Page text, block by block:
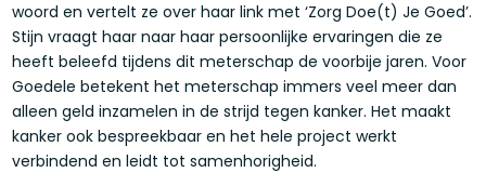
woord en vertelt ze over haar link met ‘Zorg Doe(t) Je Goed’.
Stijn vraagt haar naar haar persoonlijke ervaringen die ze
heeft beleefd tijdens dit meterschap de voorbije jaren. Voor
Goedele betekent het meterschap immers veel meer dan
alleen geld inzamelen in de strijd tegen kanker. Het maakt
kanker ook bespreekbaar en het hele project werkt
verbindend en leidt tot samenhorigheid.